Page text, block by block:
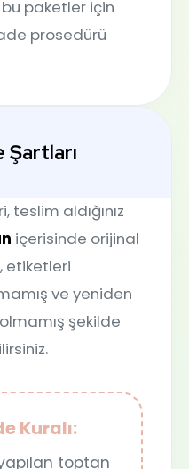
paketler için
prosedürü
Şartları
teslim aldığınız
içerisinde orijinal
etiketleri
ve yeniden
şekilde
Kuralı:
toptan